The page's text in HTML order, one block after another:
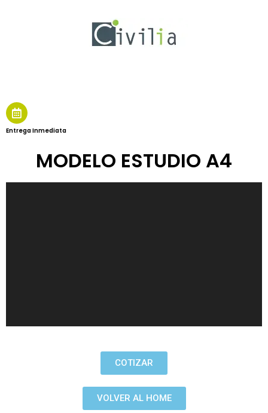
Entrega Inmediata
MODELO ESTUDIO A4
COTIZAR
VOLVER AL HOME